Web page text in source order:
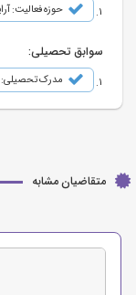
حوزه فعالیت:
سوابق تحصیلی:
مدرک تحصیلی:
متقاضیان مشابه